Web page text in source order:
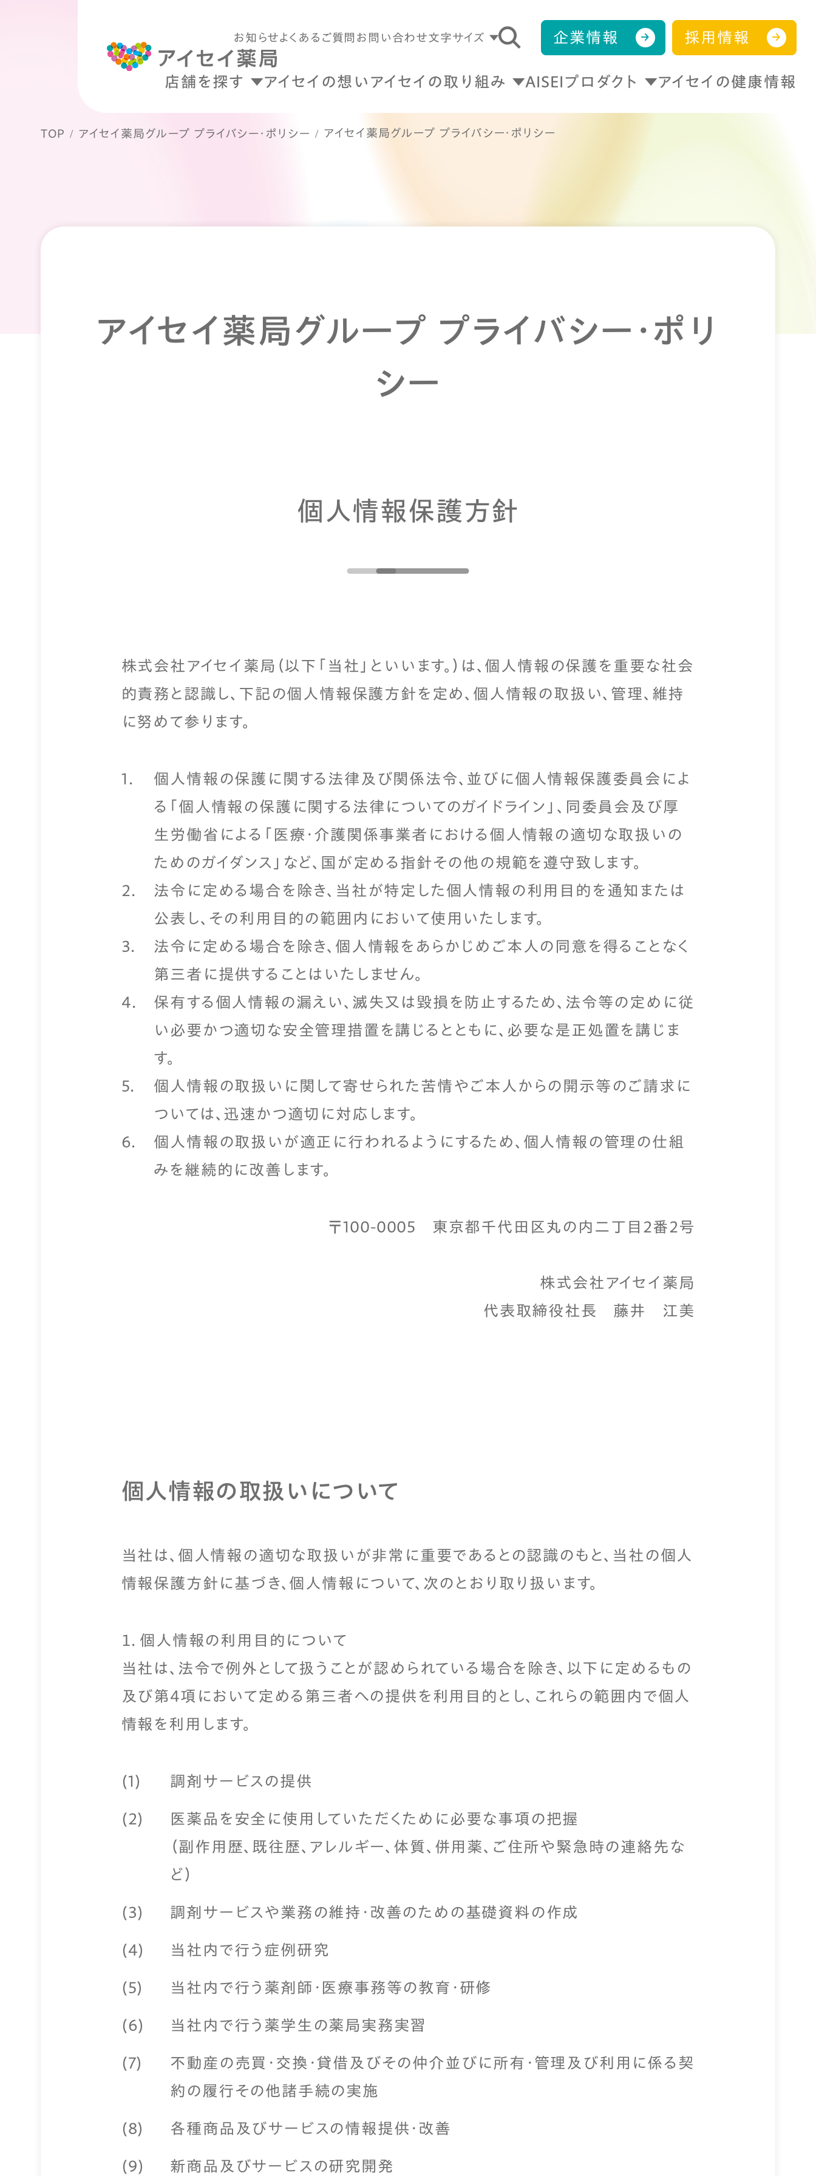
お知らせよくあるご質問 お問い合わせ文字サイズ 企業情報 採用情報
店舗を探す アイセイの想い アイセイの取り組み AISEIプロダクト アイセイの健康情報
TOP アイセイ薬局グループ プライバシー・ポリシー アイセイ薬局グループ プライバシー・ポリシー
アイセイ薬局グループ プライバシー・ポリ
シー
個人情報保護方針
株式会社アイセイ薬局（以下「当社」といいます。）は、個人情報の保護を重要な社会
的責務と認識し、下記の個人情報保護方針を定め、個人情報の取扱い、管理、維持
に努めて参ります。
個人情報の保護に関する法律及び関係法令、並びに個人情報保護委員会によ
る「個人情報の保護に関する法律についてのガイドライン」、同委員会及び厚
生労働省による「医療・介護関係事業者における個人情報の適切な取扱いの
ためのガイダンス」など、国が定める指針その他の規範を遵守致します。
法令に定める場合を除き、当社が特定した個人情報の利用目的を通知または
公表し、その利用目的の範囲内において使用いたします。
法令に定める場合を除き、個人情報をあらかじめご本人の同意を得ることなく
第三者に提供することはいたしません。
保有する個人情報の漏えい、滅失又は毀損を防止するため、法令等の定めに従
い必要かつ適切な安全管理措置を講じるとともに、必要な是正処置を講じま
す。
個人情報の取扱いに関して寄せられた苦情やご本人からの開示等のご請求に
ついては、迅速かつ適切に対応します。
個人情報の取扱いが適正に行われるようにするため、個人情報の管理の仕組
みを継続的に改善します。
〒100-0005 東京都千代田区丸の内二丁目2番2号
株式会社アイセイ薬局
代表取締役社長 藤井 江美
個人情報の取扱いについて
当社は、個人情報の適切な取扱いが非常に重要であるとの認識のもと、当社の個人
情報保護方針に基づき、個人情報について、次のとおり取り扱います。
１．個人情報の利用目的について
当社は、法令で例外として扱うことが認められている場合を除き、以下に定めるもの
及び第４項において定める第三者への提供を利用目的とし、これらの範囲内で個人
情報を利用します。
調剤サービスの提供
医薬品を安全に使用していただくために必要な事項の把握
（副作用歴、既往歴、アレルギー、体質、併用薬、ご住所や緊急時の連絡先な
ど）
調剤サービスや業務の維持・改善のための基礎資料の作成
当社内で行う症例研究
当社内で行う薬剤師・医療事務等の教育・研修
当社内で行う薬学生の薬局実務実習
不動産の売買・交換・貸借及びその仲介並びに所有・管理及び利用に係る契
約の履行その他諸手続の実施
各種商品及びサービスの情報提供・改善
新商品及びサービスの研究開発